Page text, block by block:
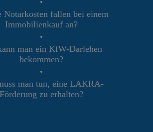
Notarkosten fallen bei einem
Immobilienkauf an?
•
man ein KfW-Darlehen
bekommen?
•
man tun, eine LAKRA-
Förderung zu erhalten?